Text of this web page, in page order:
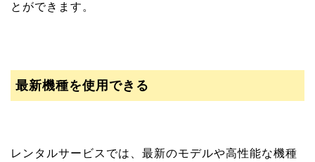
とができます。
最新機種を使用できる
レンタルサービスでは、最新のモデルや高性能な機種